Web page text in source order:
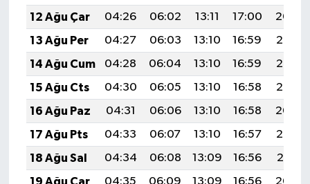
12 Ağu Çar
04:26 06:02 13:11 17:00
20:09
13 Ağu Per
04:27 06:03 13:10 16:59
20:08
14 Ağu Cum
04:28 06:04 13:10 16:59
20:07
15 Ağu Cts
04:30 06:05 13:10 16:58
20:05
16 Ağu Paz
04:31 06:06 13:10 16:58
20:04
17 Ağu Pts
04:33 06:07 13:10 16:57
20:03
18 Ağu Sal
04:34 06:08 13:09 16:56
20:01
19 Ağu Çar
04:35 06:09 13:09 16:56
20:00